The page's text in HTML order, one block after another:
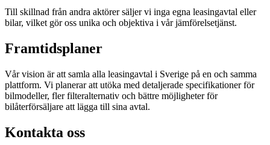
Till skillnad från andra aktörer säljer vi inga egna leasingavtal eller
bilar, vilket gör oss unika och objektiva i vår jämförelsetjänst.
Framtidsplaner
Vår vision är att samla alla leasingavtal i Sverige på en och samma
plattform. Vi planerar att utöka med detaljerade specifikationer för
bilmodeller, fler filteralternativ och bättre möjligheter för
bilåterförsäljare att lägga till sina avtal.
Kontakta oss